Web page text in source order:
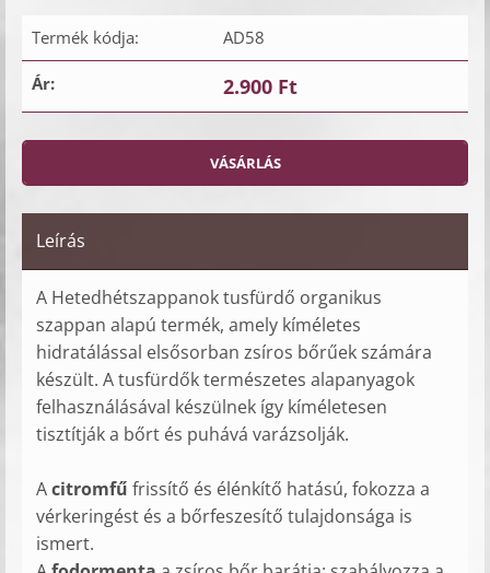
Termék kódja: AD58
Ár: 2.900 Ft
Leírás
A Hetedhétszappanok tusfürdő organikus
szappan alapú termék, amely kíméletes
hidratálással elsősorban zsíros bőrűek számára
készült. A tusfürdők természetes alapanyagok
felhasználásával készülnek így kíméletesen
tisztítják a bőrt és puhává varázsolják.
Acitromfű frissítő és élénkítő hatású, fokozza a
vérkeringést és a bőrfeszesítő tulajdonsága is
ismert.